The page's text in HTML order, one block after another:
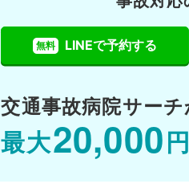
無料 LINEで予約する
交通事故病院サーチ
最大20,000 円